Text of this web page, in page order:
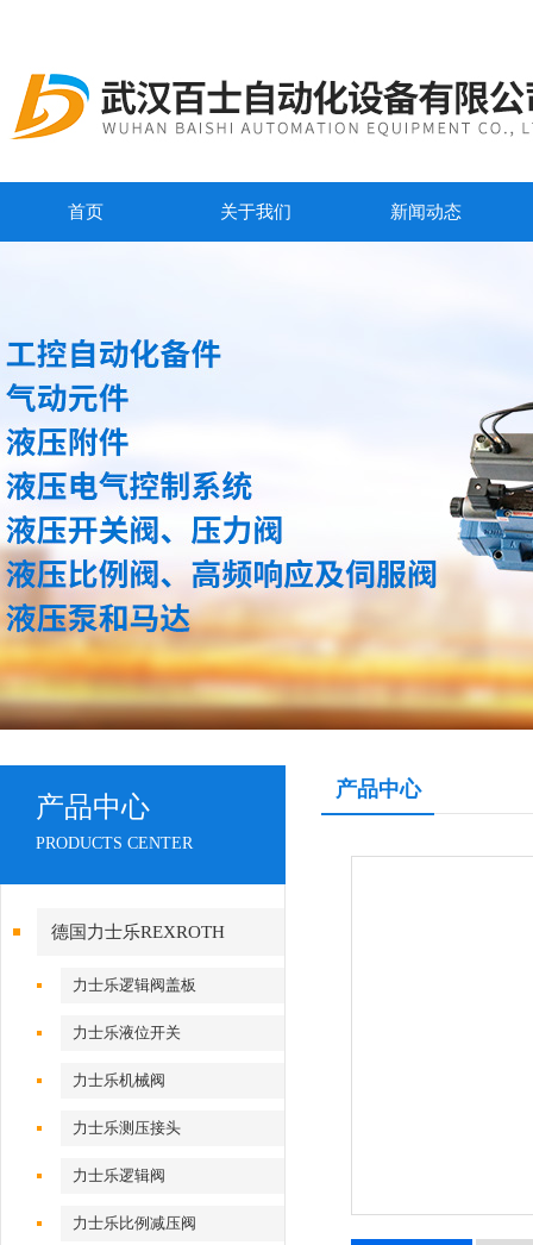
首页 关于我们 新闻动态
产品中心
PRODUCTS CENTER
德国力士乐REXROTH
力士乐逻辑阀盖板
力士乐液位开关
力士乐机械阀
力士乐测压接头
力士乐逻辑阀
力士乐比例减压阀
产品中心